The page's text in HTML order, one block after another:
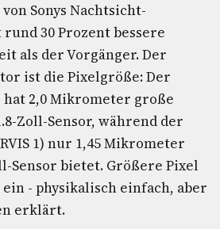
Sonys Nachtsicht-
30 Prozent bessere
als der Vorgänger. Der
ist die Pixelgröße: Der
hat 2,0 Mikrometer große
Zoll-Sensor, während der
1) nur 1,45 Mikrometer
Sensor bietet. Größere Pixel
- physikalisch einfach, aber
erklärt.